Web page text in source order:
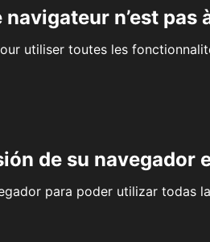
n’est pas
utiliser toutes les
de su navegador
para poder utilizar todas